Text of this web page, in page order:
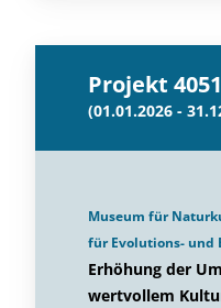
Projekt
(01.01.2026 -
Museum für
für Evolutions- und
Erhöhung der
wertvollem